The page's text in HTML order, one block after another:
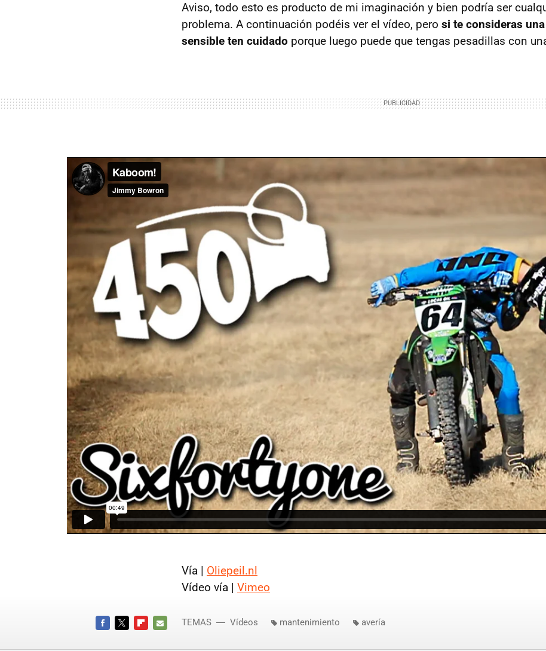
Aviso, todo esto es producto de mi imaginación y bien podría ser
problema. A continuación podéis ver el vídeo, pero si te consideras
sensible ten cuidado porque luego puede que tengas pesadillas con
Vía | Oliepeil.nl
Vídeo vía | Vimeo
TEMAS Vídeos mantenimiento avería